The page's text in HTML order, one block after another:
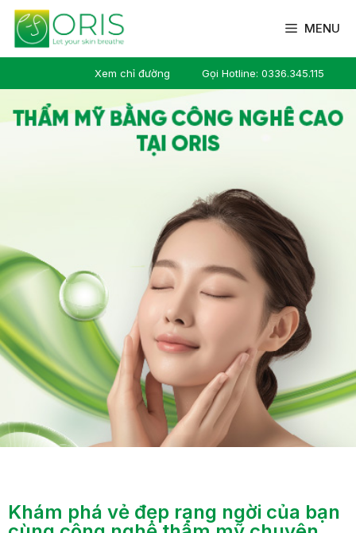
MENU
Xem chỉ đường Gọi Hotline: 0336.345.115
Khám phá vẻ đẹp rạng ngời của bạn